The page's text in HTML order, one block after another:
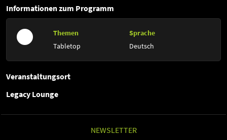
Informationen zum Programm
Themen
Tabletop
Sprache
Deutsch
Veranstaltungsort
Legacy Lounge
NEWSLETTER